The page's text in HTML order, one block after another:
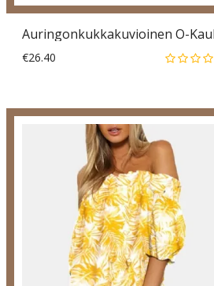
€26.40